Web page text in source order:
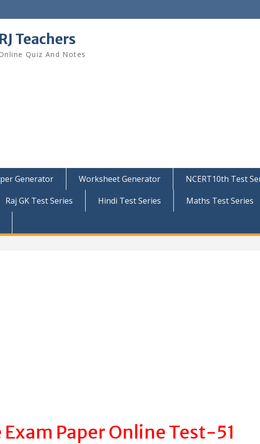
RJ Teachers
Quiz And Notes
Generator Worksheet Generator NCERT10th Test
Raj GK Test Series Hindi Test Series Maths Test Series
Exam Paper Online Test-51